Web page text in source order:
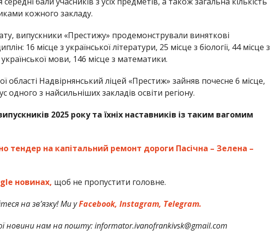
кожного закладу.
випускники «Престижу» продемонстрували виняткові
16 місце з української літератури, 25 місце з біології, 44 місце з
української мови, 146 місце з математики.
області Надвірнянський ліцей «Престиж» зайняв почесне 6 місце,
одного з найсильніших закладів освіти регіону.
2025 року та їхніх наставників із таким вагомим
тендер на капітальний ремонт дороги Пасічна – Зелена –
новинах, щоб не пропустити головне.
на зв’язку! Ми уFacebook, Instagram, Telegram.
новини нам на пошту: informator.ivanofrankivsk@gmail.com